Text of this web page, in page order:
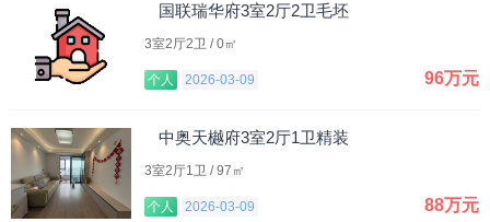
国联瑞华府3室2厅2卫毛坯
3室2厅2卫 / 0㎡
个人 2026-03-09 96万元
中奥天樾府3室2厅1卫精装
3室2厅1卫 / 97㎡
个人 2026-03-09 88万元